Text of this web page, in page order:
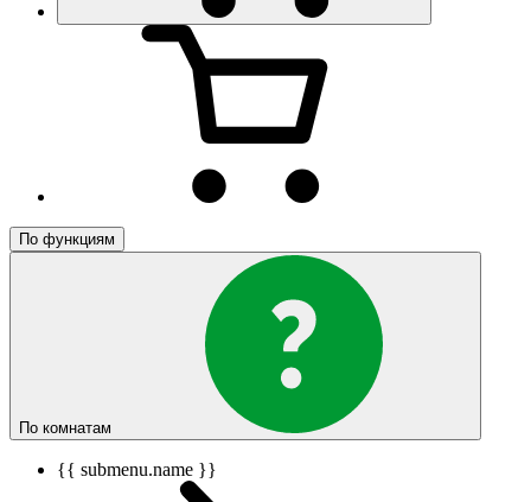
По функциям
По комнатам
{{ submenu.name }}